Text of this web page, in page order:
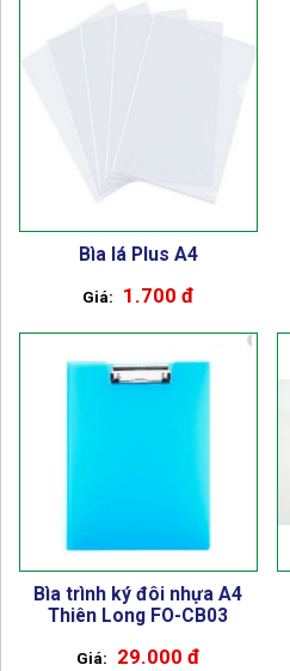
Bìa lá Plus A4
1.700 đ
Bìa trình ký đôi nhựa A4
Thiên Long FO-CB03
29.000 đ